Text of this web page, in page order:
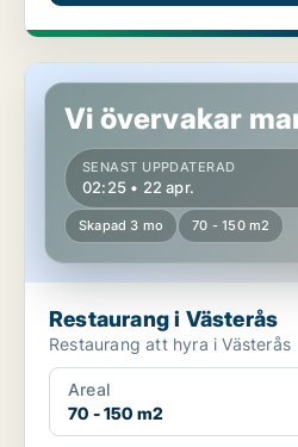
Restaurang i Västerås
Vi övervakar
SENAST UPPDATERAD
02:25 • 22 apr.
Skapad 3 mo 70 - 150 m2
Restaurang i Västerås
Restaurang att hyra i Västerås
Areal
70 - 150 m2